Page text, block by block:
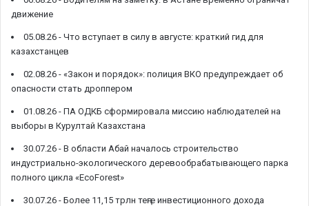
движение
05.08.26 - Что вступает в силу в августе: краткий гид для
казахстанцев
02.08.26 - «Закон и порядок»: полиция ВКО предупреждает об
опасности стать дроппером
01.08.26 - ПА ОДКБ сформировала миссию наблюдателей на
выборы в Курултай Казахстана
30.07.26 - В области Абай началось строительство
индустриально-экологического деревообрабатывающего парка
полного цикла «EcoForest»
30.07.26 - Более 11,15 трлн теңге инвестиционного дохода